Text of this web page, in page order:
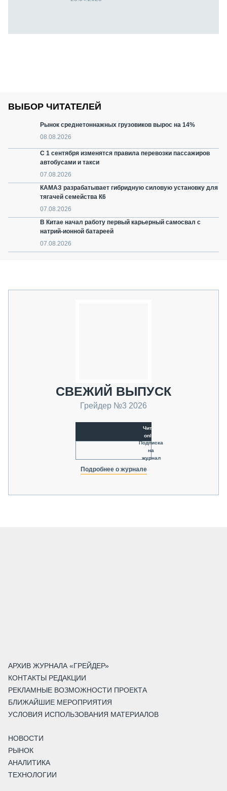
ВЫБОР ЧИТАТЕЛЕЙ
Рынок среднетоннажных грузовиков вырос на 14%
08.08.2026
С 1 сентября изменятся правила перевозки пассажиров
автобусами и такси
07.08.2026
КАМАЗ разрабатывает гибридную силовую установку для
тягачей семейства К6
07.08.2026
В Китае начал работу первый карьерный самосвал с
натрий-ионной батареей
07.08.2026
СВЕЖИЙ ВЫПУСК
Грейдер №3 2026
Читать
online
Подписка
на
журнал
Подробнее о журнале
АРХИВ ЖУРНАЛА «ГРЕЙДЕР»
КОНТАКТЫ РЕДАКЦИИ
РЕКЛАМНЫЕ ВОЗМОЖНОСТИ ПРОЕКТА
БЛИЖАЙШИЕ МЕРОПРИЯТИЯ
УСЛОВИЯ ИСПОЛЬЗОВАНИЯ МАТЕРИАЛОВ
НОВОСТИ
РЫНОК
АНАЛИТИКА
ТЕХНОЛОГИИ